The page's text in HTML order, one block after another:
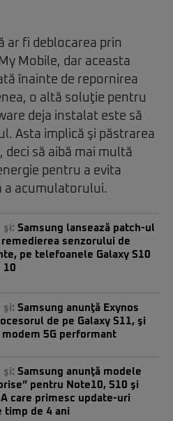
ar fi deblocarea prin
Mobile, dar aceasta
înainte de repornirea
o altă soluţie pentru
deja instalat este să
Asta implică şi păstrarea
să aibă mai multă
pentru a evita
a acumulatorului.
şi: Samsung lansează patch-ul
senzorului de
pe telefoanele Galaxy S10
10
şi: Samsung anunţă Exynos
de pe Galaxy S11, şi
modem 5G performant
şi: Samsung anunţă modele
pentru Note10, S10 şi
A care primesc update-uri
timp de 4 ani